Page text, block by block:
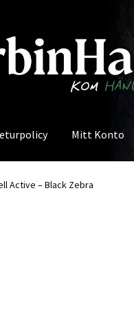
Mitt Konto
Active – Black Zebra